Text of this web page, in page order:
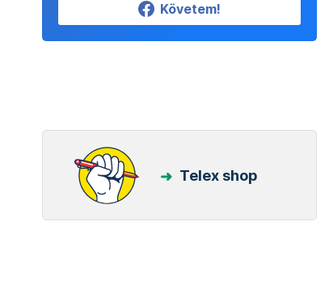
Követem!
Telex shop